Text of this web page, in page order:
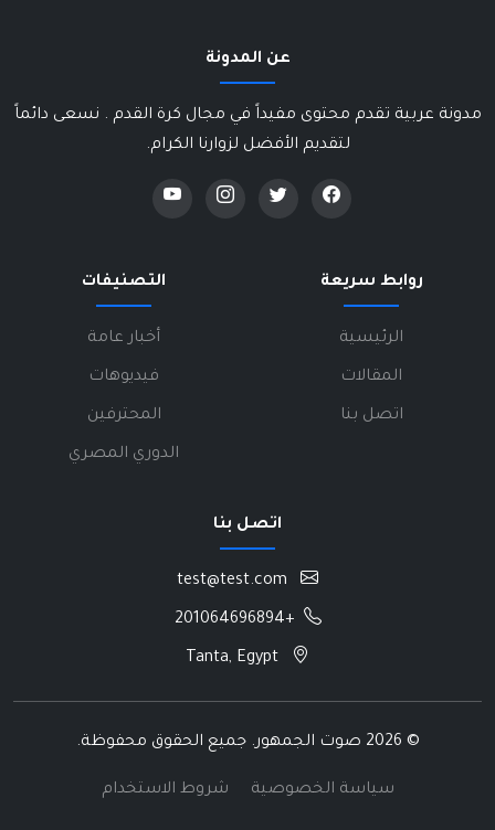
عن المدونة
مدونة عربية تقدم محتوى مفيداً في مجال كرة القدم . نسعى دائماً
لتقديم الأفضل لزوارنا الكرام.
روابط سريعة
الرئيسية
المقالات
اتصل بنا
التصنيفات
أخبار عامة
فيديوهات
المحترفين
الدوري المصري
اتصل بنا
+201064696894
© 2026 صوت الجمهور. جميع الحقوق محفوظة.
سياسة الخصوصية شروط الاستخدام